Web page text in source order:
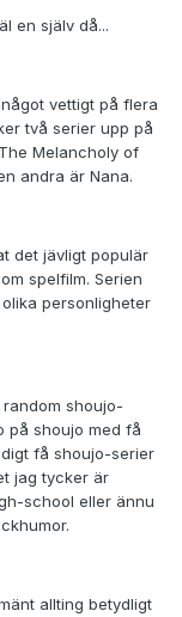
en själv då...
vettigt på flera
två serier upp på
Melancholy of
andra är Nana.
det jävligt populär
spelfilm. Serien
personligheter
shoujo-
på shoujo med få
få shoujo-serier
jag tycker är
school eller ännu
allting betydligt